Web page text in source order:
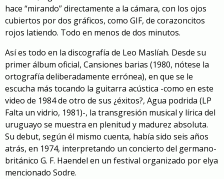
hace “mirando” directamente a la cámara, con los ojos
cubiertos por dos gráficos, como GIF, de corazoncitos
rojos latiendo. Todo en menos de dos minutos.
Así es todo en la discografía de Leo Maslíah. Desde su
primerálbum oficial, Cansiones barias (1980, nótese la
ortografía deliberadamente errónea), en que se le
escucha más tocando la guitarra acústica -como en este
video de 1984 de otro de sus ¿éxitos?, Agua podrida (LP
Falta un vidrio, 1981)-, la transgresión musical y lírica del
uruguayo se muestra en plenitud y madurez absoluta.
Su debut, según él mismo cuenta, había sido seis años
atrás, en 1974, interpretando un concierto del germano-
británico G. F. Haendel en un festival organizado por elya
mencionado Sodre.